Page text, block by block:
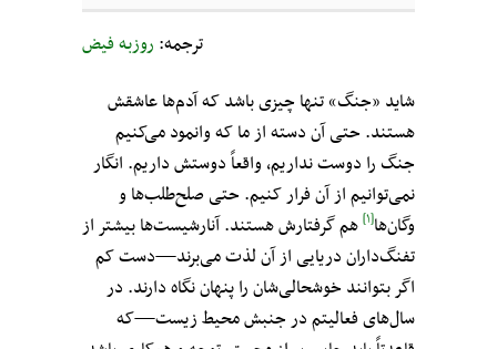
ترجمه: روزبه فیض
شاید «جنگ» تنها چیزی باشد که آدم‌ها عاشقش
هستند. حتی آن دسته از ما که وانمود می‌کنیم
جنگ را دوست نداریم، واقعاً دوستش داریم. انگار
نمی‌توانیم از آن فرار کنیم. حتی صلح‌طلب‌ها و
وگان‌ها[۱] هم گرفتارش هستند. آنارشیست‌ها بیشتر از
تفنگ‌داران دریایی از آن لذت می‌برند—دست کم
اگر بتوانند خوشحالی‌شان را پنهان نگاه دارند. در
سال‌های فعالیتم در جنبش محیط زیست—که